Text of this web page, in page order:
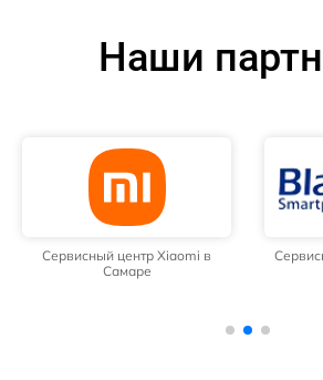
Наши
Сервисный центр Xiaomi в
Самаре